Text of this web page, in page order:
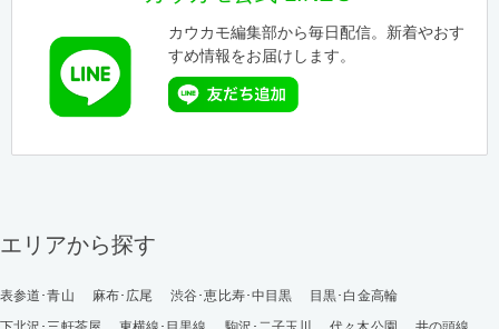
カウカモ編集部から毎日配信。新着やおす
すめ情報をお届けします。
エリアから探す
表参道･青山 麻布･広尾 渋谷･恵比寿･中目黒
目黒･白金高輪